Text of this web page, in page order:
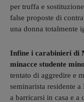
per truffa e
false proposte di
una donna totalmente
Infine i carabinieri di
minacce studente
tentato di aggredire e
seminarista residente
a barricarsi in casa e a